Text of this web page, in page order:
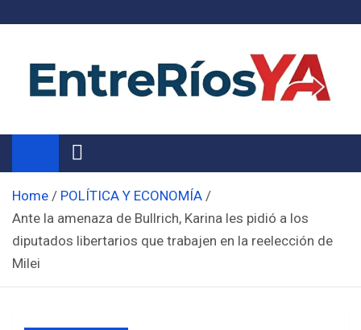
Noticias de Entre Ríos
Información de toda la provincia ahora
Home
POLÍTICA Y ECONOMÍA
Ante la amenaza de Bullrich, Karina les pidió a los
diputados libertarios que trabajen en la reelección de
Milei